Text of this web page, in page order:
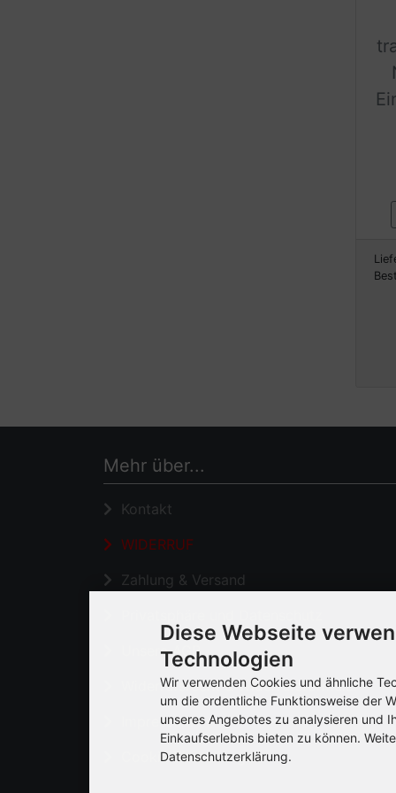
Mehr über...
Kontakt
WIDERRUF
Zahlung & Versand
Unsere AGB
Widerrufsrecht & Widerrufsformular
Impressum
Cookie Einstellungen
Diese Webseite
Technologien
Wir verwenden Cookies und ähnliche
um die ordentliche Funktionsweise der
unseres Angebotes zu analysieren und
Einkaufserlebnis bieten zu können.
Datenschutzerklärung.